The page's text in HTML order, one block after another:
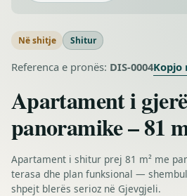
Në shitje Shitur
Referenca e pronës: DIS-0004Kopjo
Apartament i
panoramike – 81
Apartament i shitur prej 81 m² me
terasa dhe plan funksional —
shpejt blerës serioz në Gjevgjeli.